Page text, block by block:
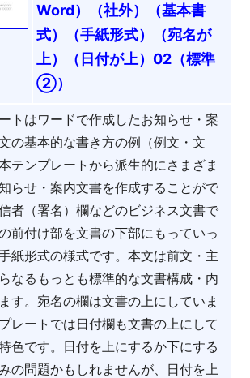
Word）（社外）（基本書
式）（手紙形式）（宛名が
上）（日付が上）02（標準
②）
トはワードで作成したお知らせ・案
の基本的な書き方の例（例文・文
テンプレートから派生的にさまざま
らせ・案内文書を作成することがで
者（署名）欄などのビジネス文書で
前付け部を文書の下部にもっていっ
紙形式の様式です。本文は前文・主
なるもっとも標準的な文書構成・内
す。宛名の欄は文書の上にしていま
レートでは日付欄も文書の上にして
色です。日付を上にするか下にする
の問題かもしれませんが、日付を上